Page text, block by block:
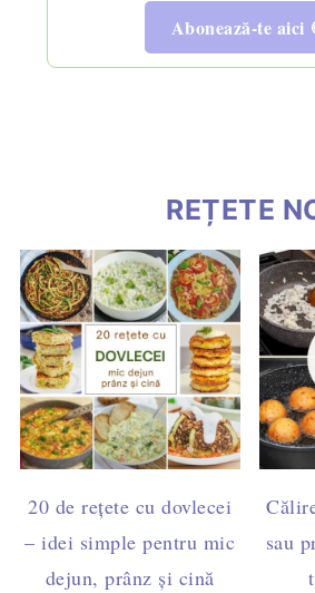
Abonează-te aici
REȚETE
20 de rețete cu dovlecei
– idei simple pentru mic
dejun, prânz și cină
sau